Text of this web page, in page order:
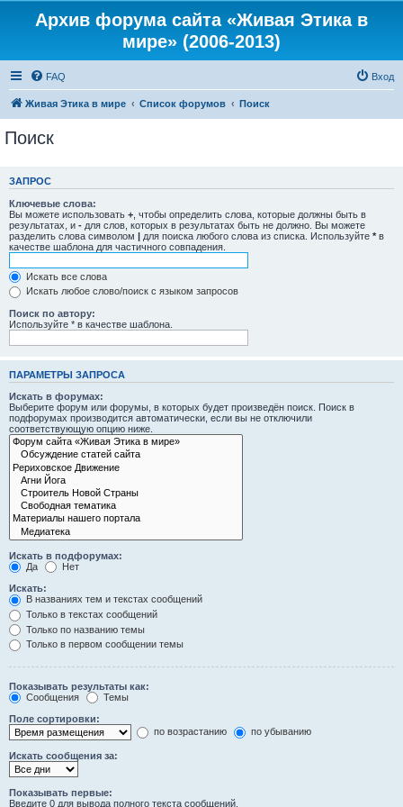
Архив форума сайта «Живая Этика в
мире» (2006-2013)
FAQ Вход
Живая Этика в мире Список форумов Поиск
Поиск
ЗАПРОС
Ключевые слова:
Вы можете использовать + , чтобы определить слова, которые должны быть в
результатах, и - для слов, которых в результатах быть не должно. Вы можете
разделить слова символом | для поиска любого слова из списка. Используйте * в
качестве шаблона для частичного совпадения.
Искать все слова
Искать любое слово/поиск с языком запросов
Поиск по автору:
Используйте * в качестве шаблона.
ПАРАМЕТРЫ ЗАПРОСА
Искать в форумах:
Выберите форум или форумы, в которых будет произведён поиск. Поиск в
подфорумах производится автоматически, если вы не отключили
соответствующую опцию ниже.
Искать в подфорумах:
Да
Нет
Искать:
В названиях тем и текстах сообщений
Только в текстах сообщений
Только по названию темы
Только в первом сообщении темы
Показывать результаты как:
Сообщения
Темы
Поле сортировки:
по возрастанию
по убыванию
Искать сообщения за:
Показывать первые:
Введите 0 для вывода полного текста сообщений.